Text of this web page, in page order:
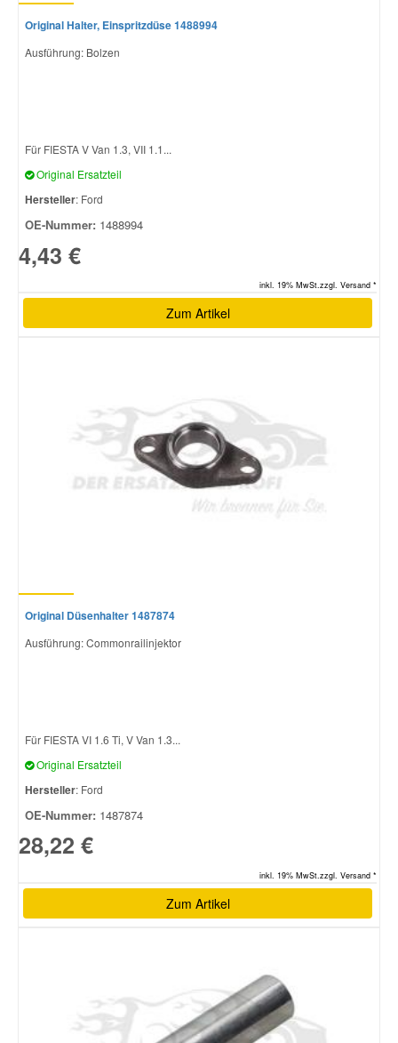
Original Halter, Einspritzdüse 1488994
Ausführung: Bolzen
Für FIESTA V Van 1.3, VII 1.1...
Original Ersatzteil
Hersteller: Ford
OE-Nummer: 1488994
4,43 €
inkl. 19% MwSt.zzgl. Versand *
Zum Artikel
Original Düsenhalter 1487874
Ausführung: Commonrailinjektor
Für FIESTA VI 1.6 Ti, V Van 1.3...
Original Ersatzteil
Hersteller: Ford
OE-Nummer: 1487874
28,22 €
inkl. 19% MwSt.zzgl. Versand *
Zum Artikel